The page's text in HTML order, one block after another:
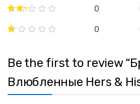
0
0
Be the first to review
Влюбленные Hers &